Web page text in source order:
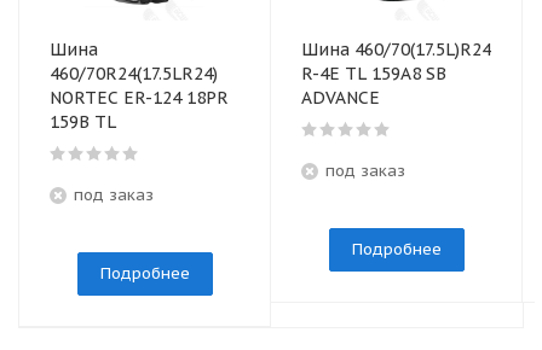
Шина
460/70R24(17.5LR24)
NORTEC ER-124 18PR
159B TL
под заказ
Подробнее
Шина 460/70(17.5L)R24
R-4E TL 159A8 SB
ADVANCE
под заказ
Подробнее